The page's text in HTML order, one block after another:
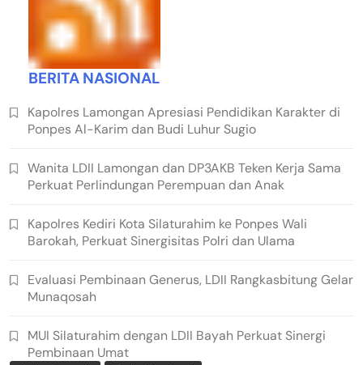
BERITA NASIONAL
Kapolres Lamongan Apresiasi Pendidikan Karakter di
Ponpes Al-Karim dan Budi Luhur Sugio
Wanita LDII Lamongan dan DP3AKB Teken Kerja Sama
Perkuat Perlindungan Perempuan dan Anak
Kapolres Kediri Kota Silaturahim ke Ponpes Wali
Barokah, Perkuat Sinergisitas Polri dan Ulama
Evaluasi Pembinaan Generus, LDII Rangkasbitung Gelar
Munaqosah
MUI Silaturahim dengan LDII Bayah Perkuat Sinergi
Pembinaan Umat